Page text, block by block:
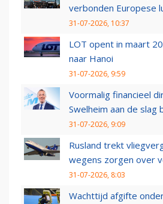
verbonden Europese
31-07-2026, 10:37
LOT opent in maart
naar Hanoi
31-07-2026, 9:59
Voormalig financieel
Swelheim aan de slag
31-07-2026, 9:09
Rusland trekt
wegens zorgen over
31-07-2026, 8:03
Wachttijd afgifte